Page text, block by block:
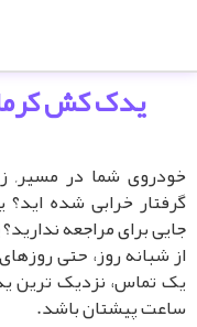
یدک کش
شما در مسیر,
خرابی شده اید؟
برای مراجعه ندارید؟
شبانه روز، حتی روزهای
تماس، نزدیک ترین یدک
پیشتان باشد.